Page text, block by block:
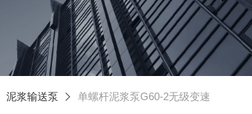
泥浆输送泵 单螺杆泥浆泵G60-2无级变速